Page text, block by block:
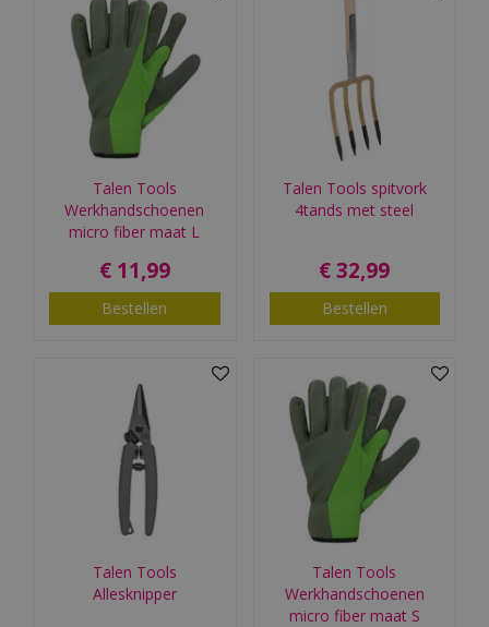
Talen Tools
Werkhandschoenen
micro fiber maat L
€ 11,99
Bestellen
Talen Tools spitvork
4tands met steel
€ 32,99
Bestellen
Talen Tools
Allesknipper
Talen Tools
Werkhandschoenen
micro fiber maat S